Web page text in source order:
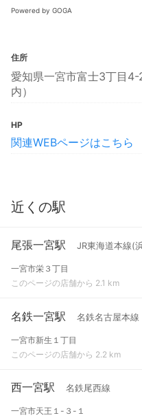
Powered by GOGA
住所
愛知県一宮市富士3丁目
内）
HP
関連WEBページはこちら
近くの駅
尾張一宮駅 JR東海道本線(
一宮市栄３丁目
このページの店舗から 2.1 km
名鉄一宮駅 名鉄名古屋本線
一宮市新生１丁目
このページの店舗から 2.2 km
西一宮駅 名鉄尾西線
一宮市天王１-３-１